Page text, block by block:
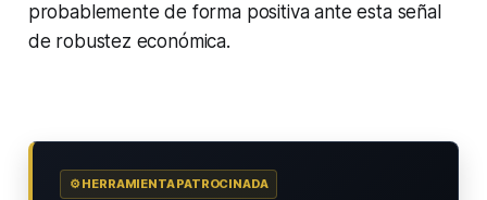
probablemente de forma positiva ante esta señal
de robustez económica.
⚙️ HERRAMIENTA PATROCINADA